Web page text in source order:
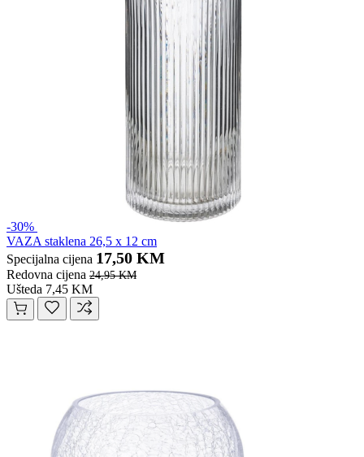
-30%
VAZA staklena 26,5 x 12 cm
Specijalna cijena 17,50 KM
Redovna cijena 24,95 KM
Ušteda 7,45 KM